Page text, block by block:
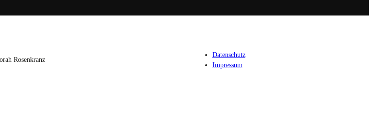
Rosenkranz
Datenschutz
Impressum